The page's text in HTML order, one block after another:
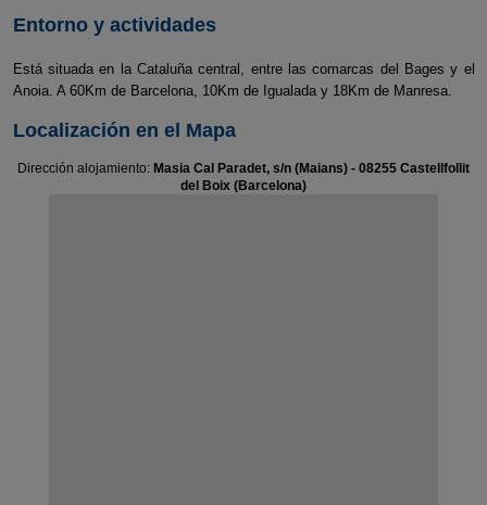
Entorno y actividades
Está situada en la Cataluña central, entre las comarcas del Bages y el
Anoia. A 60Km de Barcelona, 10Km de Igualada y 18Km de Manresa.
Localización en el Mapa
Dirección alojamiento: Masia Cal Paradet, s/n (Maians) - 08255 Castellfollit
del Boix (Barcelona)